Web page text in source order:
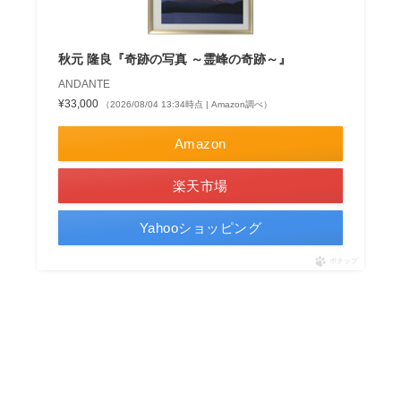
秋元 隆良『奇跡の写真 ～霊峰の奇跡～』
ANDANTE
¥33,000
（2026/08/04 13:34時点 | Amazon調べ）
Amazon
楽天市場
Yahooショッピング
ポチップ